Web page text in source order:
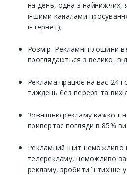
на день, одна з найнижчих,
іншими каналами
інтернет);
Розмір. Рекламні площини
проглядаються з великої
Реклама працює на вас 24
тиждень без перерв та
Зовнішню рекламу важко
привертає погляди в 85%
Рекламний щит неможливо
телерекламу, неможливо
рекламу, зробити її